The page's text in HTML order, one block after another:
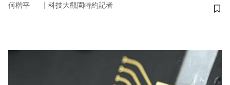
何楷平 ｜ 科技大觀園特約記者
儲